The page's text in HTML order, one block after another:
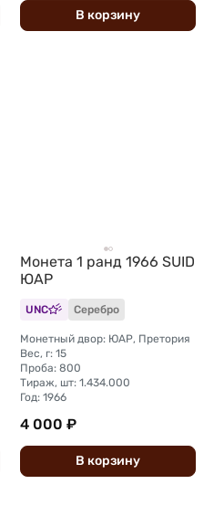
В корзину
Монета 1 ранд 1966 SUID
ЮАР
UNC Серебро
Монетный двор: ЮАР, Претория
Вес, г: 15
Проба: 800
Тираж, шт: 1.434.000
Год: 1966
4 000 ₽
В корзину